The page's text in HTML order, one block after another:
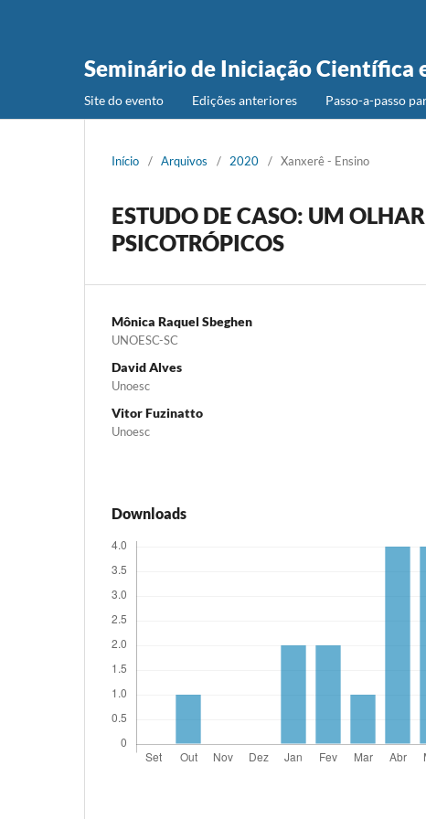
Seminário de Iniciação Científica
Site do evento Edições anteriores Passo-a-passo
Início / Arquivos / 2020 / Xanxerê - Ensino
ESTUDO DE CASO: UM
PSICOTRÓPICOS
Mônica Raquel Sbeghen
UNOESC-SC
David Alves
Unoesc
Vitor Fuzinatto
Unoesc
Downloads